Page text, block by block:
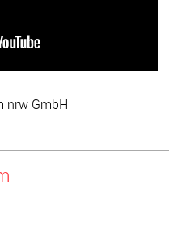
nrw GmbH